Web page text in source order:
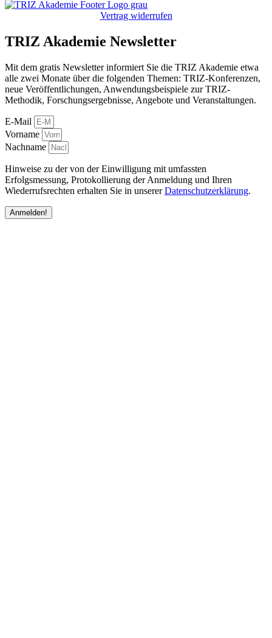
Vertrag widerrufen
TRIZ Akademie Newsletter
Mit dem gratis Newsletter informiert Sie die TRIZ Akademie etwa
alle zwei Monate über die folgenden Themen: TRIZ-Konferenzen,
neue Veröffentlichungen, Anwendungsbeispiele zur TRIZ-
Methodik, Forschungsergebnisse, Angebote und Veranstaltungen.
E-Mail
Vorname
Nachname
Hinweise zu der von der Einwilligung mit umfassten
Erfolgsmessung, Protokollierung der Anmeldung und Ihren
Wiederrufsrechten erhalten Sie in unsererDatenschutzerklärung.
Anmelden!